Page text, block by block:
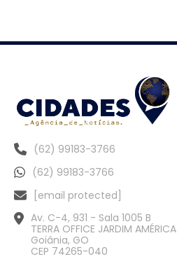
(62) 99183-3766
(62) 99183-3766
[email protected]
Av. C-4, 931 - Sala 1005 B
TERRA OFFICE JARDIM AMÉRICA
Goiânia, GO
CEP 74265-040